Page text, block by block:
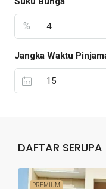
%
Jangka Waktu
DAFTAR SERUPA
PREMIUM